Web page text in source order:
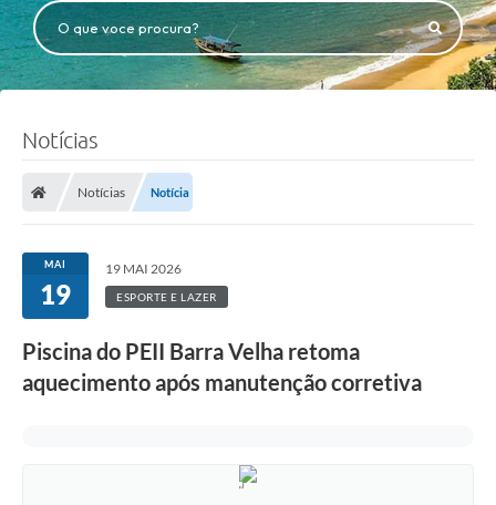
O que voce procura?
Notícias
Notícias Notícia
MAI
19
19 MAI 2026
ESPORTE E LAZER
Piscina do PEII Barra Velha retoma
aquecimento após manutenção corretiva